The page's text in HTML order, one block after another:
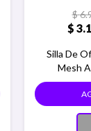
$
$
Silla De
Mesh